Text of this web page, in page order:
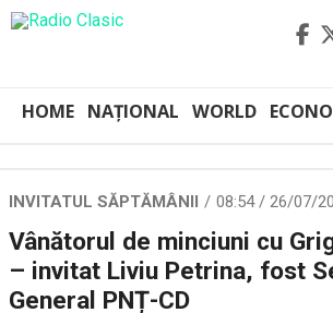
HOME NAȚIONAL WORLD
INVITATUL SĂPTĂMÂNII 08:54 / 26/07/
Vânătorul de minciuni cu
– invitat Liviu Petrina, fost
General PNȚ-CD